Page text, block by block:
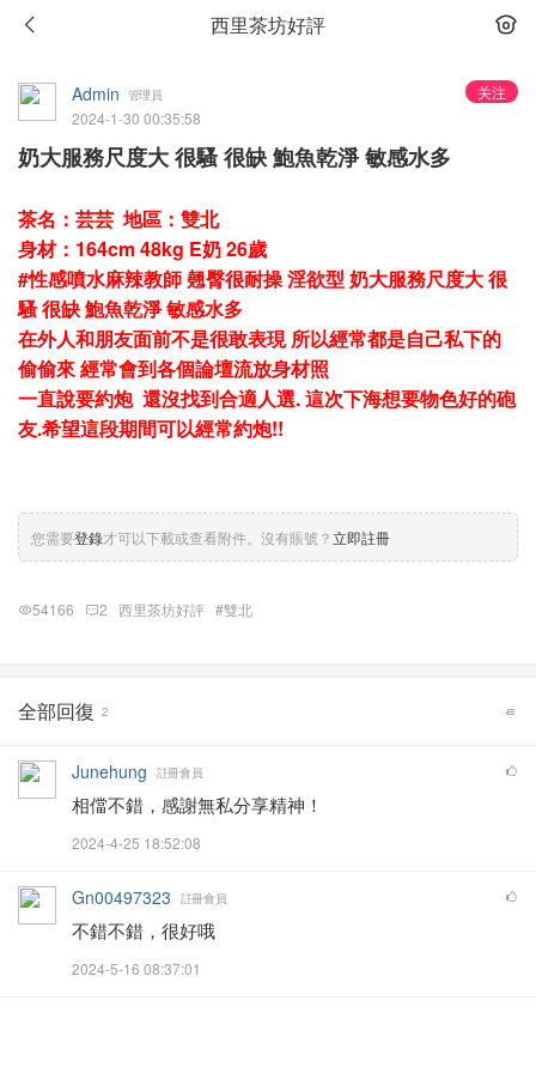
西里茶坊好評
关注
Admin 管理員
2024-1-30 00:35:58
奶大服務尺度大 很騷 很缺 鮑魚乾淨 敏感水多
茶名：芸芸 地區：雙北
身材：164cm 48kg E奶 26歲
#性感噴水麻辣教師 翹臀很耐操 淫欲型 奶大服務尺度大 很
騷 很缺 鮑魚乾淨 敏感水多
在外人和朋友面前不是很敢表現 所以經常都是自己私下的
偷偷來 經常會到各個論壇流放身材照
一直說要約炮 還沒找到合適人選. 這次下海想要物色好的砲
友.希望這段期間可以經常約炮!!
您需要登錄才可以下載或查看附件。沒有賬號？立即註冊
54166 2 西里茶坊好評 #雙北
全部回復 2
Junehung 註冊會員
相儅不錯，感謝無私分享精神！
2024-4-25 18:52:08
Gn00497323 註冊會員
不錯不錯，很好哦
2024-5-16 08:37:01